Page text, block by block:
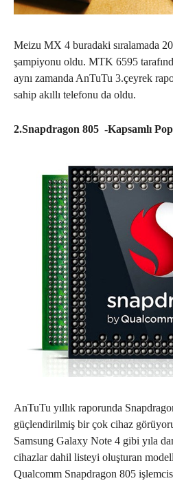
Meizu MX 4 buradaki sıralamada
şampiyonu oldu. MTK 6595
aynı zamanda AnTuTu 3.çeyrek
sahip akıllı telefonu da oldu.
2.Snapdragon 805 -Kapsamlı
AnTuTu yıllık raporunda
güçlendirilmiş bir çok cihaz
Samsung Galaxy Note 4 gibi yıla
cihazlar dahil listeyi oluşturan
Qualcomm Snapdragon 805